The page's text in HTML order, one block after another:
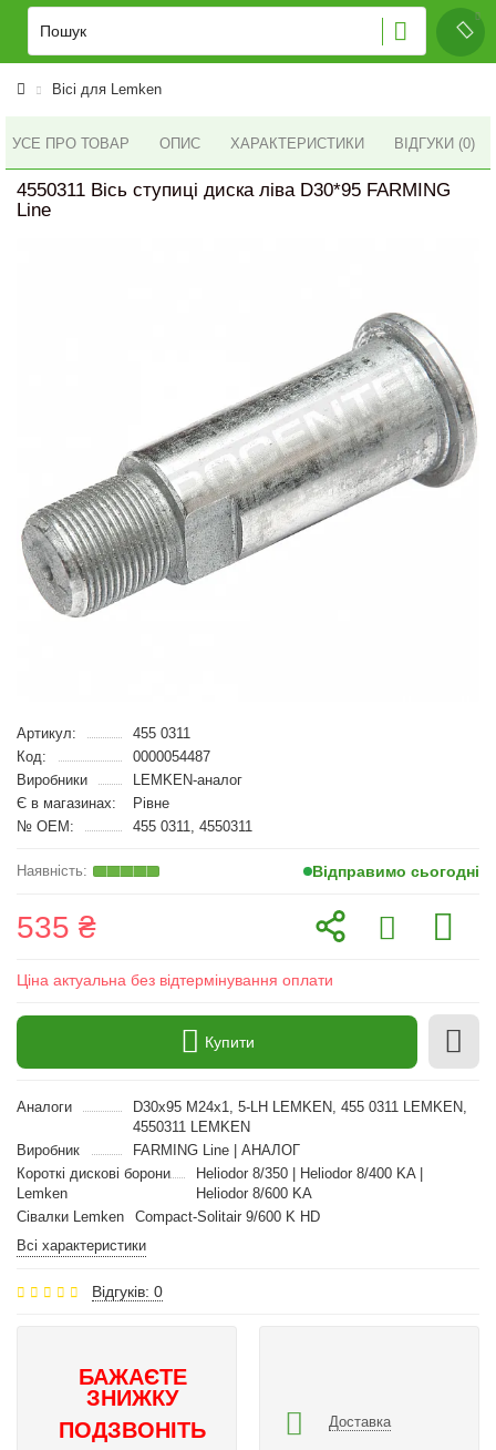
Вісі для Lemken
УСЕ ПРО ТОВАР ОПИС ХАРАКТЕРИСТИКИ ВІДГУКИ (0)
4550311 Вісь ступиці диска ліва D30*95 FARMING
Line
Артикул:
455 0311
Код:
0000054487
Виробники
LEMKEN-аналог
Є в магазинах:
Рівне
№ OEM:
455 0311, 4550311
Відправимо сьогодні
535 ₴
Ціна актуальна без відтермінування оплати
Купити
Аналоги
D30x95 M24x1, 5-LH LEMKEN, 455 0311 LEMKEN,
4550311 LEMKEN
Виробник
FARMING Line | АНАЛОГ
Короткі дискові борони
Lemken
Heliodor 8/350 | Heliodor 8/400 KA |
Heliodor 8/600 KA
Сівалки Lemken
Compact-Solitair 9/600 K HD
Всі характеристики
Відгуків: 0
БАЖАЄТЕ
ЗНИЖКУ
ПОДЗВОНІТЬ
Доставка